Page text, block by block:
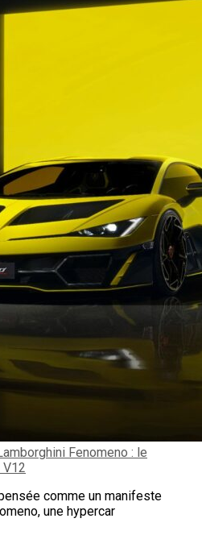
Fenomeno : le
comme un manifeste
une hypercar